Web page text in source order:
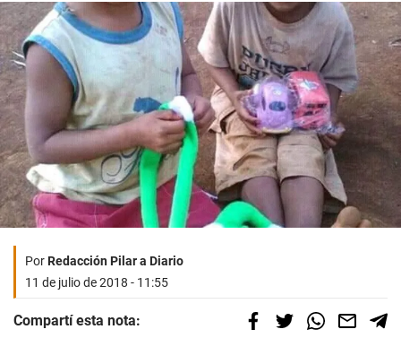
PorRedacción Pilar a Diario
11 de julio de 2018 - 11:55
Compartí esta nota: